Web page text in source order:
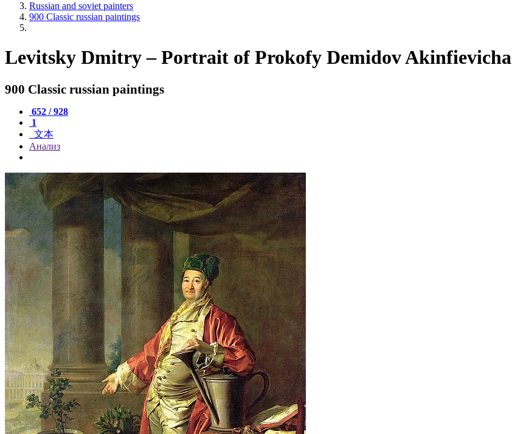
Russian and soviet painters
900 Classic russian paintings
Levitsky Dmitry – Portrait of Prokofy Demidov Akinfievicha
900 Classic russian paintings
652 / 928
1
文本
Анализ